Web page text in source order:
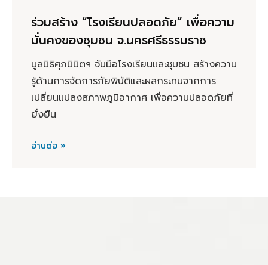
ร่วมสร้าง “โรงเรียนปลอดภัย” เพื่อความ
มั่นคงของชุมชน จ.นครศรีธรรมราช
มูลนิธิศุภนิมิตฯ จับมือโรงเรียนและชุมชน สร้างความ
รู้ด้านการจัดการภัยพิบัติและผลกระทบจากการ
เปลี่ยนแปลงสภาพภูมิอากาศ เพื่อความปลอดภัยที่
ยั่งยืน
อ่านต่อ »